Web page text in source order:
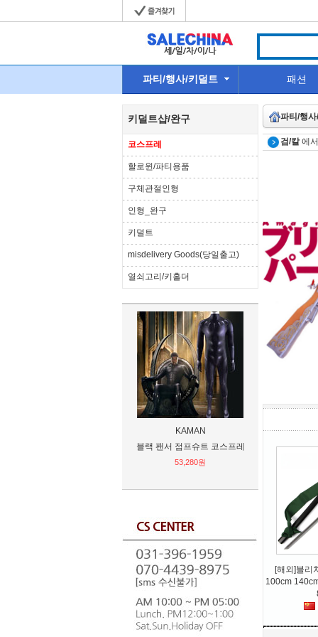
파티/행사/키덜트 패션
키덜트샵/완구
코스프레
할로윈/파티용품
구체관절인형
인형_완구
키덜트
misdelivery Goods(당일출고)
열쇠고리/키홀더
블랙 팬서 점프슈트 코스프레
비엠 BMW 3시리즈 M3 E92 테
파티/행
검/칼에
[해외]블리
100cm